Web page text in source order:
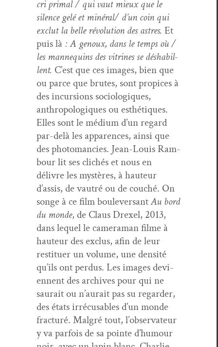
cri pri­mal / qui vaut mieux que le
silence gelé et minéral/ d’un coin qui
exclut la belle révo­lu­tion des astres. Et
puis là: A genoux, dans le temps où /
les man­nequins des vit­rines se désha­bil­
lent. C’est que ces images, bien que
ou parce que brutes, sont prop­ices à
des incur­sions soci­ologiques,
anthro­pologiques ou esthé­tiques.
Elles sont le médi­um d’un regard
par-delà les apparences, ain­si que
des pho­toman­cies. Jean-Louis Ram­
bour lit ses clichés et nous en
délivre les mys­tères, à hau­teur
d’assis, de vautré ou de couché. On
songe à ce film boulever­santAu bord
du monde, de Claus Drex­el, 2013,
dans lequel le cam­era­man filme à
hau­teur des exclus, afin de leur
restituer un vol­ume, une den­sité
qu’ils ont per­dus. Les images devi­
en­nent des archives pour qui ne
saurait ou n’aurait pas su regarder,
des états irré­cus­ables d’un monde
frac­turé. Mal­gré tout, l’observateur
y va par­fois de sa pointe d’humour